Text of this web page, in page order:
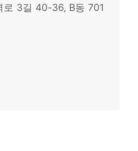
로 3길 40-36, B동 701